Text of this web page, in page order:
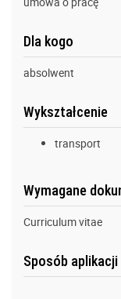
Dla kogo
absolwent
Wykształcenie
transport
Wymagane
Curriculum vitae
Sposób aplikacji